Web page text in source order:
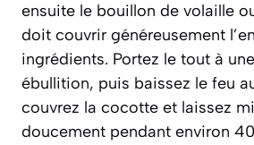
ensuite le bouillon de volaille
doit couvrir généreusement
ingrédients. Portez le tout à
ébullition, puis baissez le feu
couvrez la cocotte et laissez
doucement pendant environ